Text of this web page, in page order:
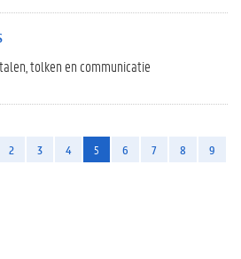
tolken en communicatie
2 3 4 5 6 7 8
9